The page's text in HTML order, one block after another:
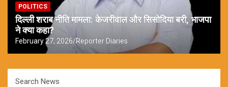
POLITICS
दिल्ली शराब नीति मामला: केजरीवाल और सिसोदिया बरी, भाजपा
ने क्या कहा?
February 27, 2026 Reporter Diaries
Search News